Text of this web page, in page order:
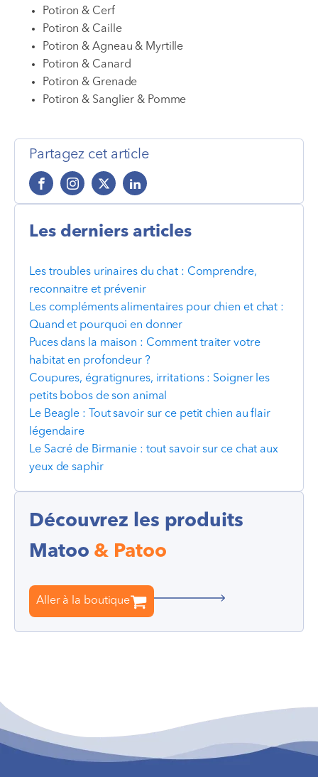
Potiron & Cerf
Potiron & Caille
Potiron & Agneau & Myrtille
Potiron & Canard
Potiron & Grenade
Potiron & Sanglier & Pomme
Partagez cet article
Les derniers articles
Les troubles urinaires du chat : Comprendre,
reconnaitre et prévenir
Les compléments alimentaires pour chien et chat :
Quand et pourquoi en donner
Puces dans la maison : Comment traiter votre
habitat en profondeur ?
Coupures, égratignures, irritations : Soigner les
petits bobos de son animal
Le Beagle : Tout savoir sur ce petit chien au flair
légendaire
Le Sacré de Birmanie : tout savoir sur ce chat aux
yeux de saphir
Découvrez les produits
Matoo & Patoo
Aller à la boutique